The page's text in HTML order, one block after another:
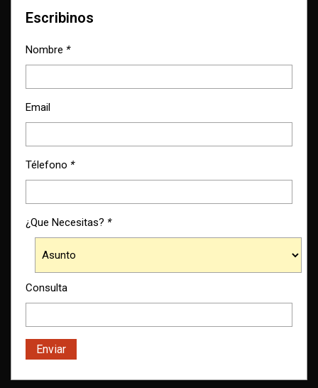
Escribinos
Nombre *
Email
Télefono *
¿Que Necesitas? *
Consulta